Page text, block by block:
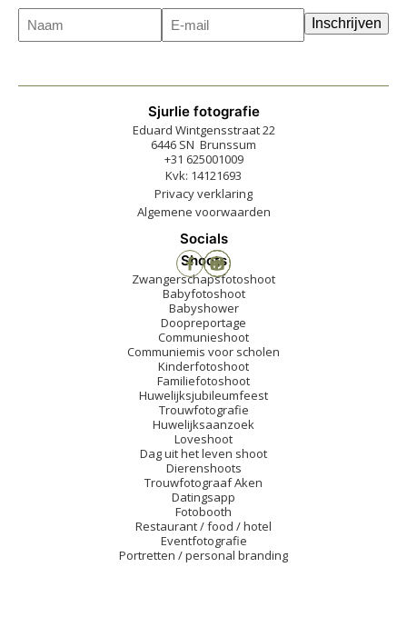
Naam
E-
mailadres(Vereist)
Inschrijven
Sjurlie fotografie
Eduard Wintgensstraat 22
6446 SN Brunssum
+31 625001009
Kvk: 14121693
Privacy verklaring
Algemene voorwaarden
Socials
Shoots
Zwangerschapsfotoshoot
Babyfotoshoot
Babyshower
Doopreportage
Communieshoot
Communiemis voor scholen
Kinderfotoshoot
Familiefotoshoot
Huwelijksjubileumfeest
Trouwfotografie
Huwelijksaanzoek
Loveshoot
Dag uit het leven shoot
Dierenshoots
Trouwfotograaf Aken
Datingsapp
Fotobooth
Restaurant / food / hotel
Eventfotografie
Portretten / personal branding